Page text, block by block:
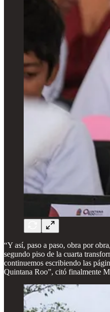
“Y así, paso a paso, obra por
segundo piso de la cuarta
continuemos escribiendo las
Quintana Roo”, citó finalmente